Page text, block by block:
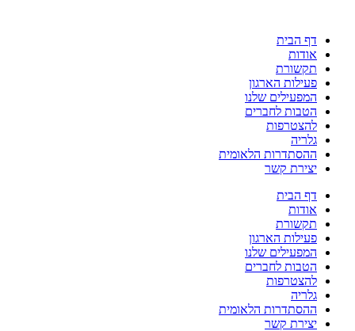
דף הבית
אודות
תקשורת
פעילות הארגון
המפעילים שלנו
הטבות לחברים
להצטרפות
גלריה
ההסתדרות הלאומית
יצירת קשר
דף הבית
אודות
תקשורת
פעילות הארגון
המפעילים שלנו
הטבות לחברים
להצטרפות
גלריה
ההסתדרות הלאומית
יצירת קשר